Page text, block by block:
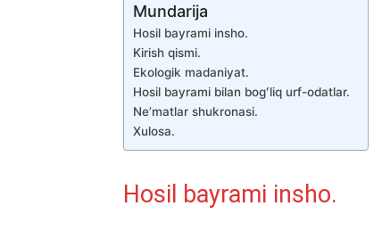
Mundarija
Hosil bayrami insho.
Kirish qismi.
Ekologik madaniyat.
Hosil bayrami bilan bogʻliq urf-odatlar.
Neʼmatlar shukronasi.
Xulosa.
Hosil bayrami insho.